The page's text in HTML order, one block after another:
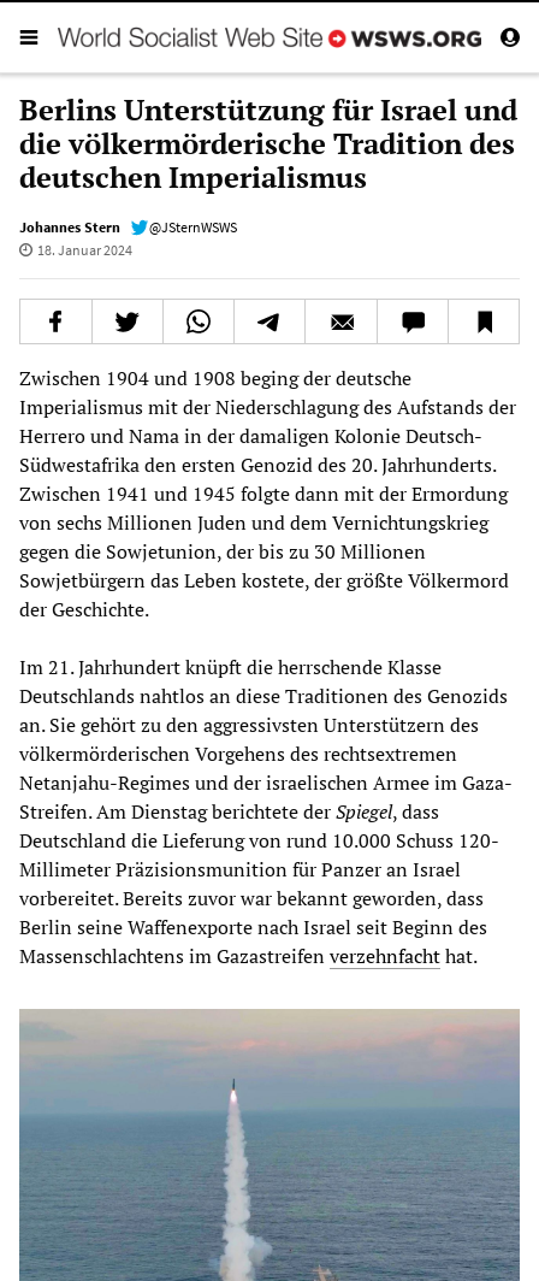
Berlins Unterstützung für Israel und
die völkermörderische Tradition des
deutschen Imperialismus
Johannes Stern
@JSternWSWS
18. Januar 2024
Zwischen 1904 und 1908 beging der deutsche
Imperialismus mit der Niederschlagung des Aufstands der
Herrero und Nama in der damaligen Kolonie Deutsch-
Südwestafrika den ersten Genozid des 20. Jahrhunderts.
Zwischen 1941 und 1945 folgte dann mit der Ermordung
von sechs Millionen Juden und dem Vernichtungskrieg
gegen die Sowjetunion, der bis zu 30 Millionen
Sowjetbürgern das Leben kostete, der größte Völkermord
der Geschichte.
Im 21. Jahrhundert knüpft die herrschende Klasse
Deutschlands nahtlos an diese Traditionen des Genozids
an. Sie gehört zu den aggressivsten Unterstützern des
völkermörderischen Vorgehens des rechtsextremen
Netanjahu-Regimes und der israelischen Armee im Gaza-
Streifen. Am Dienstag berichtete derSpiegel, dass
Deutschland die Lieferung von rund 10.000 Schuss 120-
Millimeter Präzisionsmunition für Panzer an Israel
vorbereitet. Bereits zuvor war bekannt geworden, dass
Berlin seine Waffenexporte nach Israel seit Beginn des
Massenschlachtens im Gazastreifenverzehnfachthat.